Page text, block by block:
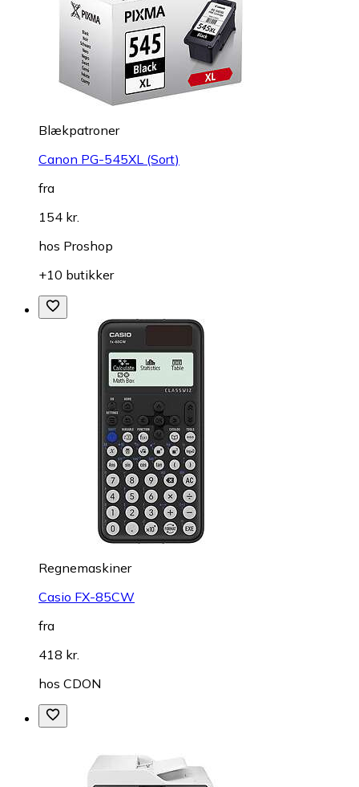
Blækpatroner
Canon PG-545XL (Sort)
fra
154 kr.
hos Proshop
+10 butikker
Regnemaskiner
Casio FX-85CW
fra
418 kr.
hos CDON